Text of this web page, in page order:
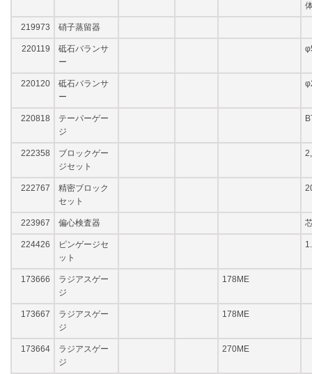
219973 硝子蒸留器
220119
砥石バランサ
ー
220120
砥石バランサ
ー
220818
テーパーゲー
ジ
222358
ブロックゲー
ジセット
222767
精密ブロック
セット
223967 偏心検査器
224426
ピンゲージセ
ット
173666
ラジアスゲー
ジ
178ME
173667
ラジアスゲー
ジ
178ME
173664
ラジアスゲー
ジ
270ME